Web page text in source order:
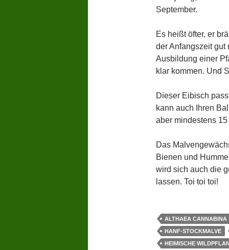
September.
Es heißt öfter, er
der Anfangszeit gut
Ausbildung einer
klar kommen. Und
Dieser Eibisch
kann auch Ihren
aber mindestens
Das
Bienen und
wird sich auch die
lassen. Toi toi toi!
ALTHAEA CANNABINA
HANF-STOCKMALVE
HEIMISCHE